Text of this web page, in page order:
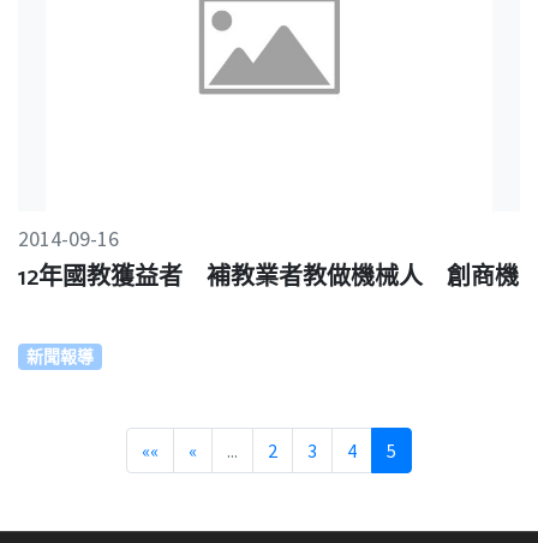
2014-09-16
12年國教獲益者 補教業者教做機械人 創商機
新聞報導
«« « ... 2 3 4 5